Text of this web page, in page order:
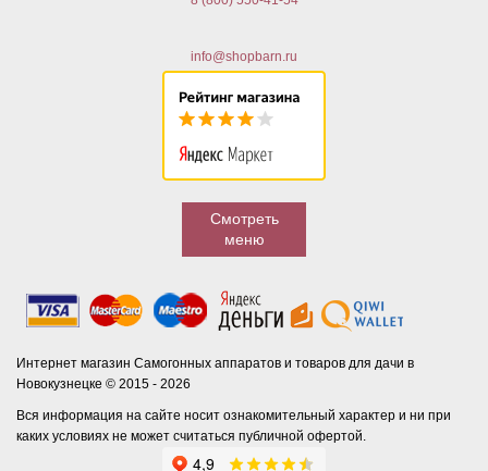
info@shopbarn.ru
Смотреть
меню
Интернет магазин Самогонных аппаратов и товаров для дачи в
Новокузнецке © 2015 - 2026
Вся информация на сайте носит ознакомительный характер и ни при
каких условиях не может считаться публичной офертой.